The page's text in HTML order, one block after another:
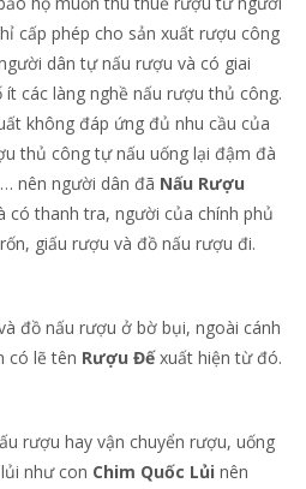
cấp phép cho sản xuất rượu công
dân tự nấu rượu và có giai
các làng nghề nấu rượu thủ công.
không đáp ứng đủ nhu cầu của
thủ công tự nấu uống lại đậm đà
nên người dân đã Nấu Rượu
có thanh tra, người của chính phủ
giấu rượu và đồ nấu rượu đi.
đồ nấu rượu ở bờ bụi, ngoài cánh
có lẽ tên Rượu Đếxuất hiện từ đó.
rượu hay vận chuyển rượu, uống
như con Chim Quốc Lủi nên